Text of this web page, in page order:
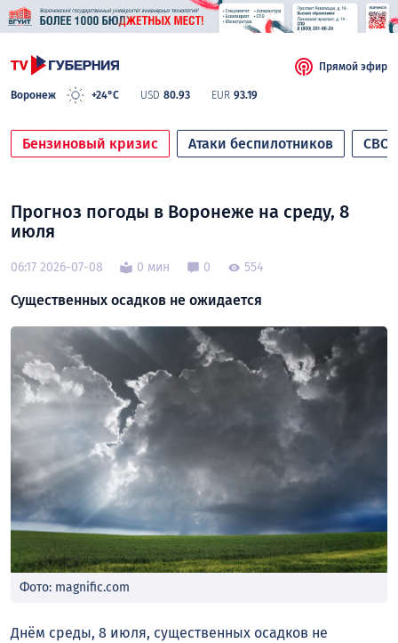
Воронеж +24°C USD 80.93 EUR 93.19
Прямой эфир
Бензиновый кризис Атаки беспилотников СВО
Прогноз погоды в Воронеже на среду, 8
июля
06:17 2026-07-08 0 мин 0 554
Существенных осадков не ожидается
Фото: magnific.com
Днём среды, 8 июля, существенных осадков не